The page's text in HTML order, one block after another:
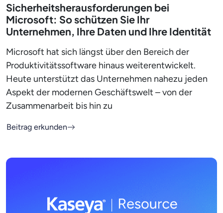
Sicherheitsherausforderungen bei
Microsoft: So schützen Sie Ihr
Unternehmen, Ihre Daten und Ihre Identität
Microsoft hat sich längst über den Bereich der
Produktivitätssoftware hinaus weiterentwickelt.
Heute unterstützt das Unternehmen nahezu jeden
Aspekt der modernen Geschäftswelt – von der
Zusammenarbeit bis hin zu
Beitrag erkunden